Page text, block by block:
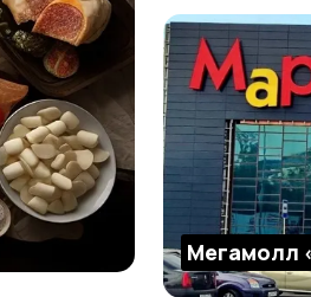
Мегамолл